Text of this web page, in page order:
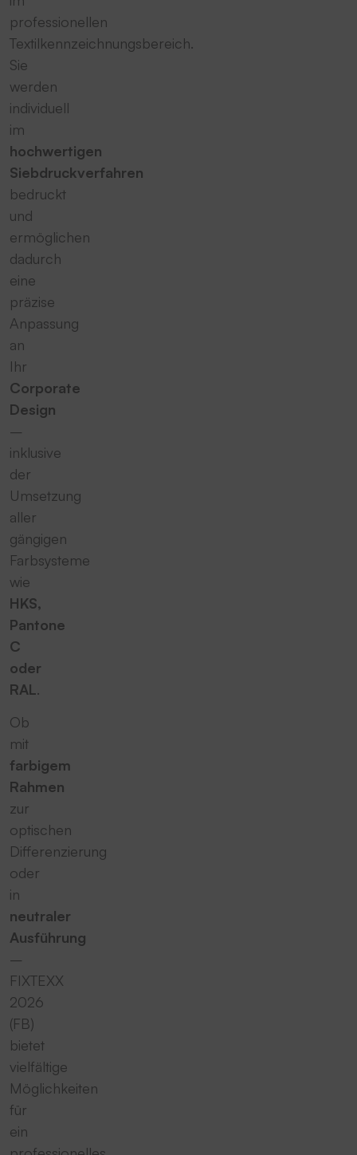
professionellen
Textilkennzeichnungsbereich.
Sie
werden
individuell
im
hochwertigen
Siebdruckverfahren
bedruckt
und
ermöglichen
dadurch
eine
präzise
Anpassung
an
Ihr
Corporate
Design
–
inklusive
der
Umsetzung
aller
gängigen
Farbsysteme
wie
HKS,
Pantone
C
oder
RAL.
Ob
mit
farbigem
Rahmen
zur
optischen
Differenzierung
oder
in
neutraler
Ausführung
–
FIXTEXX
2026
(FB)
bietet
vielfältige
Möglichkeiten
für
ein